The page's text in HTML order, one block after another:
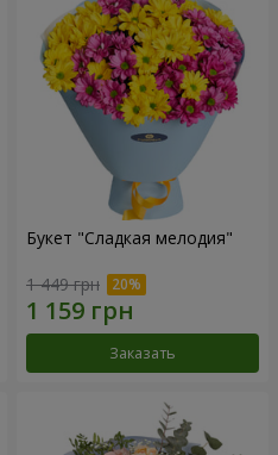
Букет "Сладкая мелодия"
1 449 грн
Заказать